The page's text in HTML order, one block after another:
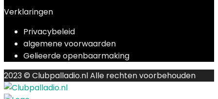
Verklaringen
Privacybeleid
algemene voorwaarden
Gelieerde openbaarmaking
2023 © Clubpalladio.nl Alle rechten voorbehouden